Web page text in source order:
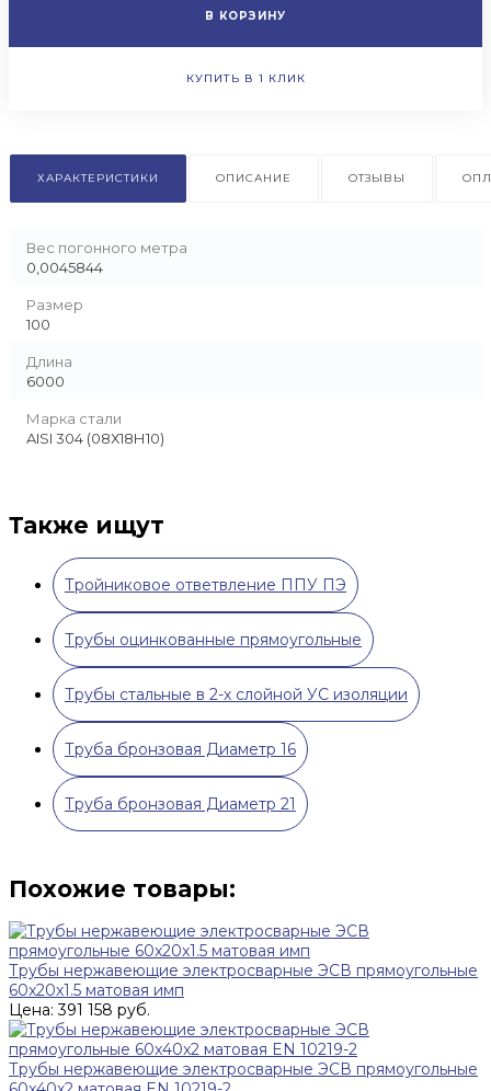
В КОРЗИНУ
КУПИТЬ В 1 КЛИК
ХАРАКТЕРИСТИКИ ОПИСАНИЕ ОТЗЫВЫ
Вес погонного метра
0,0045844
Размер
100
Длина
6000
Марка стали
AISI 304 (08Х18Н10)
Также ищут
Тройниковое ответвление ППУ ПЭ
Трубы оцинкованные прямоугольные
Трубы стальные в 2-х слойной УС изоляции
Труба бронзовая Диаметр 16
Труба бронзовая Диаметр 21
Похожие товары:
Трубы нержавеющие электросварные ЭСВ прямоугольные
60x20x1.5 матовая имп
Цена: 391 158 руб.
Трубы нержавеющие электросварные ЭСВ прямоугольные